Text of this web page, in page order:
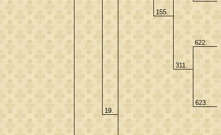
19.
155.
311.
622.
623.